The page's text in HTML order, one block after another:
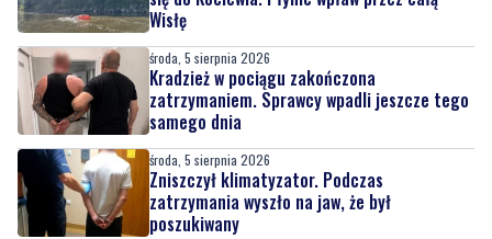
Wisłę
środa, 5 sierpnia 2026
Kradzież w pociągu zakończona
zatrzymaniem. Sprawcy wpadli jeszcze tego
samego dnia
środa, 5 sierpnia 2026
Zniszczył klimatyzator. Podczas
zatrzymania wyszło na jaw, że był
poszukiwany